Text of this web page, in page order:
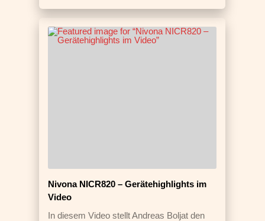
Nivona NICR820 – Gerätehighlights im
Video
In diesem Video stellt Andreas Boljat den